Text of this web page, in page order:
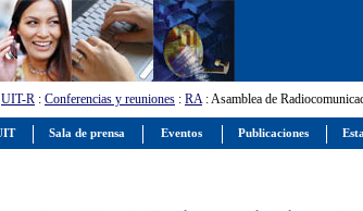
UIT-R : Conferencias y reuniones : RA: Asamblea de
Sala de prensa Eventos Publicaciones